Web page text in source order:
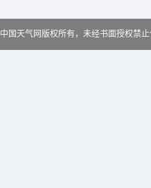
中国天气网版权所有，未经书面授权